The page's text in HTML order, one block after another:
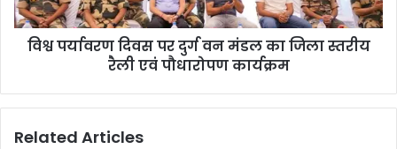
का
जिला
स्तरीय
विश्व पर्यावरण दिवस पर दुर्ग वन मंडल का जिला स्तरीय
रैली एवं पौधारोपण कार्यक्रम
Related Articles